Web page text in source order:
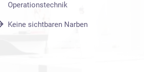
Operationstechnik
Keine sichtbaren Narben